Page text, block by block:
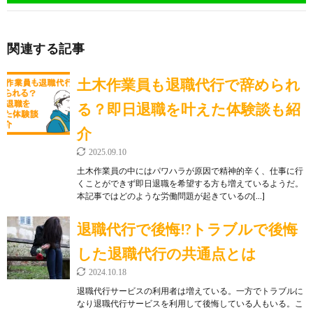
関連する記事
土木作業員も退職代行で辞められ
る？即日退職を叶えた体験談も紹
介
2025.09.10
土木作業員の中にはパワハラが原因で精神的辛く、仕事に行
くことができず即日退職を希望する方も増えているようだ。
本記事ではどのような労働問題が起きているの[…]
退職代行で後悔!?トラブルで後悔
した退職代行の共通点とは
2024.10.18
退職代行サービスの利用者は増えている。一方でトラブルに
なり退職代行サービスを利用して後悔している人もいる。こ